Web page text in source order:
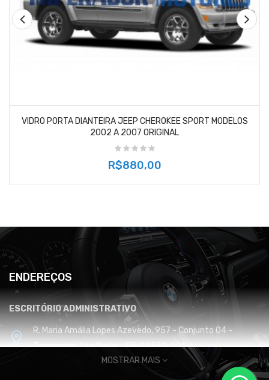
VIDRO PORTA DIANTEIRA JEEP CHEROKEE SPORT MODELOS
2002 A 2007 ORIGINAL
R$880,00
ENDEREÇOS
ESCRITÓRIO ADMINISTRATIVO
R. Maria Amália Lopes Azevedo, 957 - Conjunto 04 -
Tremembé, São Paulo - SP, 02350-001
CENTRO DE DISTRIBUIÇÃO E LOGÍSTICA
MOSTRAR MAIS